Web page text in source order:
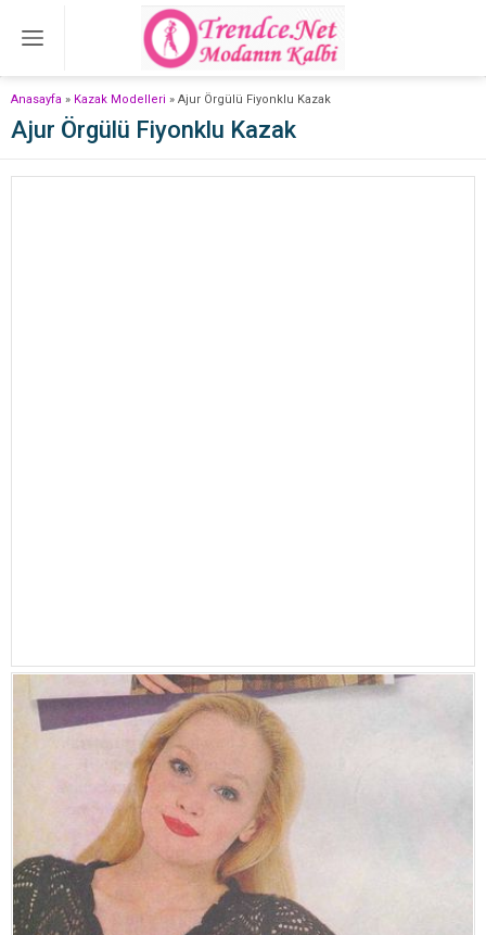
Anasayfa » Kazak Modelleri » Ajur Örgülü Fiyonklu Kazak
Ajur Örgülü Fiyonklu Kazak